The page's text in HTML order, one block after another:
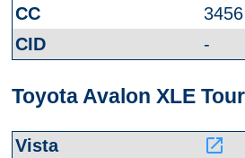
3456
-
Toyota Avalon XLE
launch